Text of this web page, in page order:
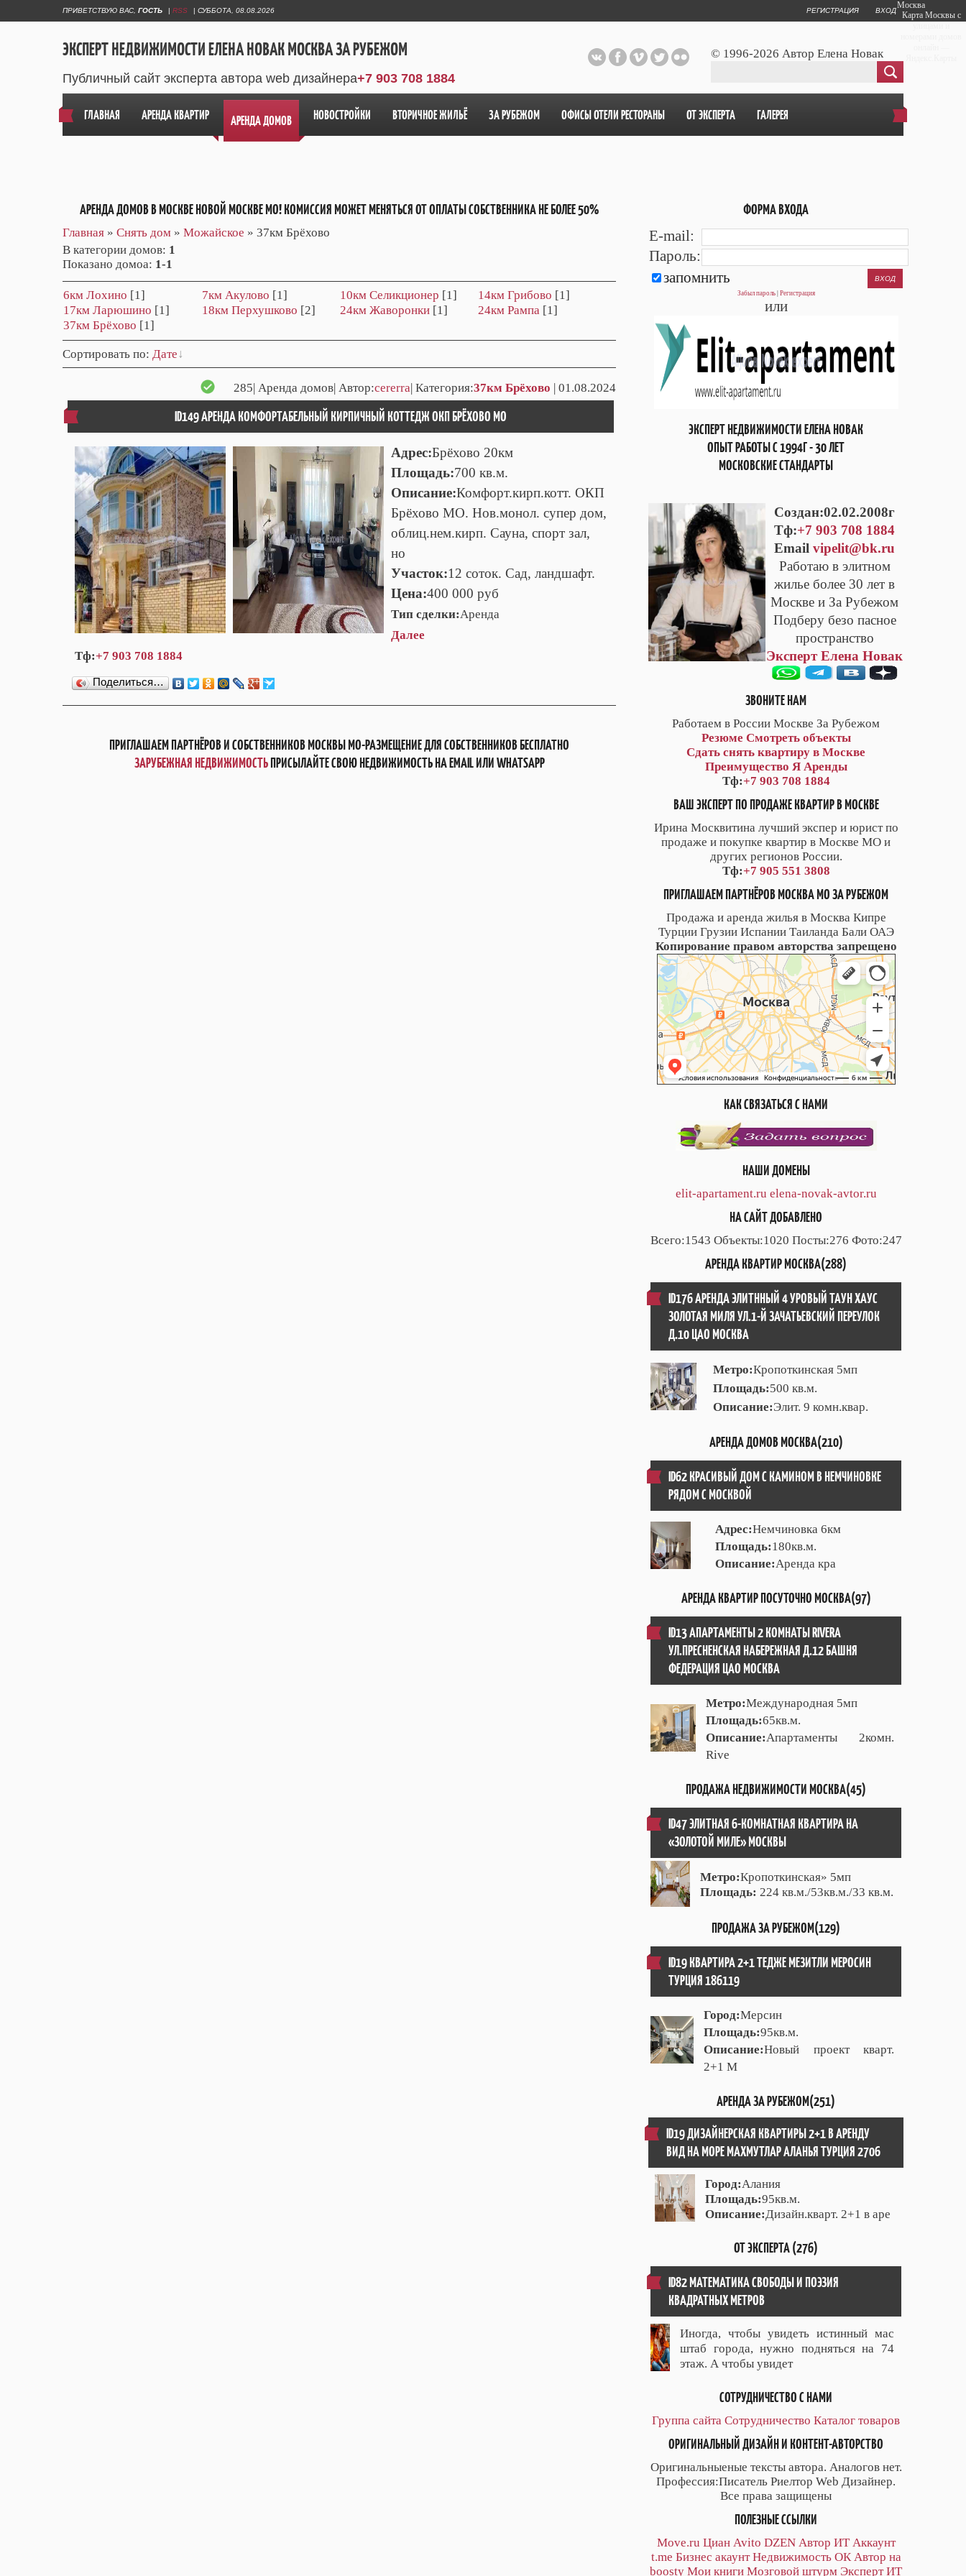
ПРИВЕТСТВУЮ ВАС ГОСТЬ | RSS | СУББОТА, 08.08.2026 РЕГИСТРАЦИЯ ВХОД
ЭКСПЕРТ НЕДВИЖИМОСТИ ЕЛЕНА НОВАК МОСКВА ЗА РУБЕЖОМ
Публичный сайт эксперта автора web дизайнера+7 903 708 1884
© 1996-2026 Автор Елена Новак
ГЛАВНАЯ АРЕНДА КВАРТИР АРЕНДА ДОМОВ НОВОСТРОЙКИ ВТОРИЧНОЕ ЖИЛЬЁ ЗА РУБЕЖОМ ОФИСЫ ОТЕЛИ РЕСТОРАНЫ ОТ ЭКСПЕРТА ГАЛЕРЕЯ
АРЕНДА ДОМОВ В МОСКВЕ НОВОЙ МОСКВЕ МО! КОМИССИЯ МОЖЕТ МЕНЯТЬСЯ ОТ ОПЛАТЫ СОБСТВЕННИКА НЕ БОЛЕЕ 50%
Главная » Снять дом » Можайское » 37км Брёхово
В категории домов: 1
Показано домоа: 1-1
6км Лохино [1] 7км Акулово [1] 10км Селикционер [1] 14км Грибово [1]
17км Ларюшино [1] 18км Перхушково [2] 24км Жаворонки [1] 24км Рампа [1]
37км Брёхово [1]
Сортировать по: Дате
285| Аренда домов| Автор:cererra| Категория:37км Брёхово | 01.08.2024
ID149 АРЕНДА КОМФОРТАБЕЛЬНЫЙ КИРПИЧНЫЙ КОТТЕДЖ ОКП БРЁХОВО МО
Адрес:Брёхово 20км
Площадь:700 кв.м.
Описание:Комфорт.кирп.котт. ОКП
Брёхово МО. Нов.монол. супер дом,
облиц.нем.кирп. Сауна, спорт зал,
но
Участок:12 соток. Сад, ландшафт.
Цена:400 000 руб
Тип сделки:Аренда
Далее
Тф:+7 903 708 1884
Поделиться…
ПРИГЛАШАЕМ ПАРТНЁРОВ И СОБСТВЕННИКОВ МОСКВЫ МО-РАЗМЕЩЕНИЕ ДЛЯ СОБСТВЕННИКОВ БЕСПЛАТНО
ЗАРУБЕЖНАЯ НЕДВИЖИМОСТЬПРИСЫЛАЙТЕ СВОЮ НЕДВИЖИМОСТЬ НА EMAIL ИЛИ WHATSAPP
ФОРМА ВХОДА
E-mail:
Пароль:
запомнить
Забыл пароль| Регистрация
или
ЭКСПЕРТ НЕДВИЖИМОСТИ ЕЛЕНА НОВАК
ОПЫТ РАБОТЫ С 1994Г - 30 ЛЕТ
МОСКОВСКИЕ СТАНДАРТЫ
Cоздан:02.02.2008г
Тф:+7 903 708 1884
Emailvipelit@bk.ru
Работаю в элитном
жилье более 30 лет в
Москве и За Рубежом
Подберу безо пасное
пространство
Эксперт Елена Новак
ЗВОНИТЕ НАМ
Работаем в России Москве За Рубежом
Резюме Смотреть объекты
Сдать снять квартиру в Москве
Преимущество Я Аренды
Тф:+7 903 708 1884
ВАШ ЭКСПЕРТ ПО ПРОДАЖЕ КВАРТИР В МОСКВЕ
Ирина Москвитина лучший экспер и юрист по
продаже и покупке квартир в Москве МО и
других регионов России.
Тф:+7 905 551 3808
ПРИГЛАШАЕМ ПАРТНЁРОВ МОСКВА МО ЗА РУБЕЖОМ
Продажа и аренда жилья в Москва Кипре
Турции Грузии Испании Таиланда Бали ОАЭ
Копирование правом авторства запрещено
Москва
Карта Москвы с
КАК СВЯЗАТЬСЯ С НАМИ
НАШИ ДОМЕНЫ
elit-apartament.ru elena-novak-avtor.ru
НА САЙТ ДОБАВЛЕНО
Всего:1543 Объекты:1020 Посты:276 Фото:247
АРЕНДА КВАРТИР МОСКВА(288)
ID176 АРЕНДА ЭЛИТННЫЙ 4 УРОВЫЙ ТАУН ХАУС
ЗОЛОТАЯ МИЛЯ УЛ.1-Й ЗАЧАТЬЕВСКИЙ ПЕРЕУЛОК
Д.10 ЦАО МОСКВА
Метро:Кропоткинская 5мп
Площадь:500 кв.м.
Описание:Элит. 9 комн.квар.
АРЕНДА ДОМОВ МОСКВА(210)
ID62 КРАСИВЫЙ ДОМ С КАМИНОМ В НЕМЧИНОВКЕ
РЯДОМ С МОСКВОЙ
Адрес:Немчиновка 6км
Площадь:180кв.м.
Описание:Аренда кра
АРЕНДА КВАРТИР ПОСУТОЧНО МОСКВА(97)
ID13 АПАРТАМЕНТЫ 2 КОМНАТЫ RIVERA
УЛ.ПРЕСНЕНСКАЯ НАБЕРЕЖНАЯ Д.12 БАШНЯ
ФЕДЕРАЦИЯ ЦАО МОСКВА
Метро:Международная 5мп
Площадь:65кв.м.
Описание:Апартаменты 2комн.
Rive
ПРОДАЖА НЕДВИЖИМОСТИ МОСКВА(45)
ID47 ЭЛИТНАЯ 6-КОМНАТНАЯ КВАРТИРА НА
«ЗОЛОТОЙ МИЛЕ» МОСКВЫ
Метро:Кропоткинская» 5мп
Площадь: 224 кв.м./53кв.м./33 кв.м.
ПРОДАЖА ЗА РУБЕЖОМ(129)
ID19 КВАРТИРА 2+1 ТЕДЖЕ МЕЗИТЛИ МЕРОСИН
ТУРЦИЯ 186119
Город:Мерсин
Площадь:95кв.м.
Описание:Новый проект кварт.
2+1 М
АРЕНДА ЗА РУБЕЖОМ(251)
ID19 ДИЗАЙНЕРСКАЯ КВАРТИРЫ 2+1 В АРЕНДУ
ВИД НА МОРЕ МАХМУТЛАР АЛАНЬЯ ТУРЦИЯ 2706
Город:Алания
Площадь:95кв.м.
Описание:Дизайн.кварт. 2+1 в аре
ОТ ЭКСПЕРТА (276)
ID82 МАТЕМАТИКА СВОБОДЫ И ПОЭЗИЯ
КВАДРАТНЫХ МЕТРОВ
Иногда, чтобы увидеть истинный мас
штаб города, нужно подняться на 74
этаж. А чтобы увидет
СОТРУДНИЧЕСТВО С НАМИ
Группа сайта Сотрудничество Каталог товаров
ОРИГИНАЛЬНЫЙ ДИЗАЙН И КОНТЕНТ-АВТОРСТВО
Оригинальныеные тексты автора. Аналогов нет.
Профессия:Писатель Риелтор Web Дизайнер.
Все права защищены
ПОЛЕЗНЫЕ ССЫЛКИ
Move.ru Циан Avito DZEN Автор ИТ Аккаунт
t.me Бизнес акаунт Недвижимость ОК Автор на
boosty Мои книги Мозговой штурм Эксперт ИТ